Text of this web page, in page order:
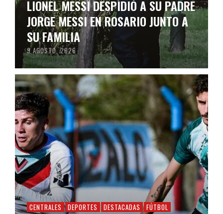
LIONEL MESSI DESPIDIÓ A SU PADRE
JORGE MESSI EN ROSARIO JUNTO A
SU FAMILIA
9 AGOSTO, 2026
CENTRALES DEPORTES DESTACADAS FÚTBOL